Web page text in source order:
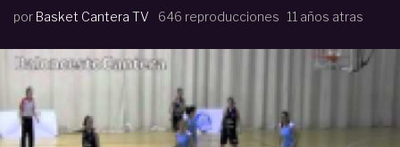
por Basket Cantera TV 646 reproducciones 11 años atras